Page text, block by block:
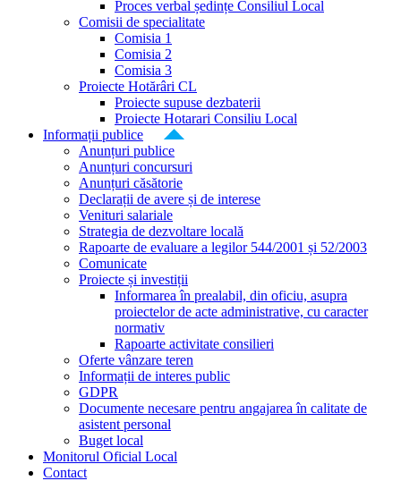
Proces verbal ședințe Consiliul Local
Comisii de specialitate
Comisia 1
Comisia 2
Comisia 3
Proiecte Hotărâri CL
Proiecte supuse dezbaterii
Proiecte Hotarari Consiliu Local
Informații publice
Anunțuri publice
Anunțuri concursuri
Anunțuri căsătorie
Declarații de avere și de interese
Venituri salariale
Strategia de dezvoltare locală
Rapoarte de evaluare a legilor 544/2001 și 52/2003
Comunicate
Proiecte și investiții
Informarea în prealabil, din oficiu, asupra
proiectelor de acte administrative, cu caracter
normativ
Rapoarte activitate consilieri
Oferte vânzare teren
Informații de interes public
GDPR
Documente necesare pentru angajarea în calitate de
asistent personal
Buget local
Monitorul Oficial Local
Contact